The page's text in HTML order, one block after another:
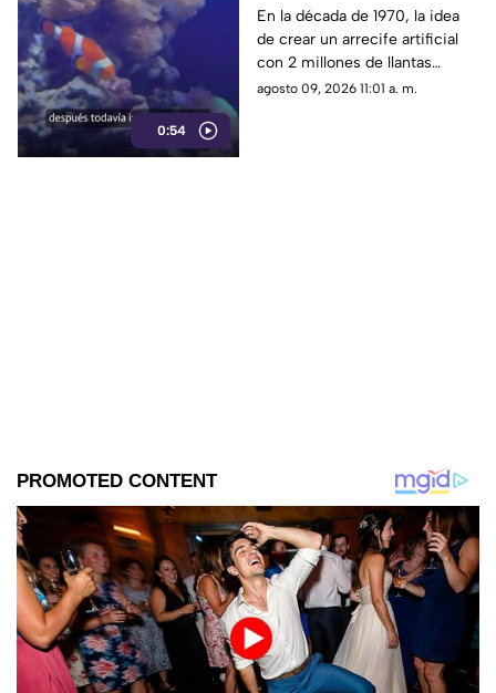
0:54
pensando que
ayudarían a la vida
marina; hoy luchan por
sacarlas
En la década de 1970, la idea
de crear un arrecife artificial
con 2 millones de llantas
parecía la solución perfecta
agosto 09, 2026 11:01 a. m.